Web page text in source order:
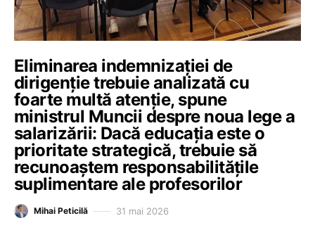
Eliminarea indemnizației de
dirigenție trebuie analizată cu
foarte multă atenție, spune
ministrul Muncii despre noua lege a
salarizării: Dacă educația este o
prioritate strategică, trebuie să
recunoaștem responsabilitățile
suplimentare ale profesorilor
Mihai Peticilă 31 mai 2026